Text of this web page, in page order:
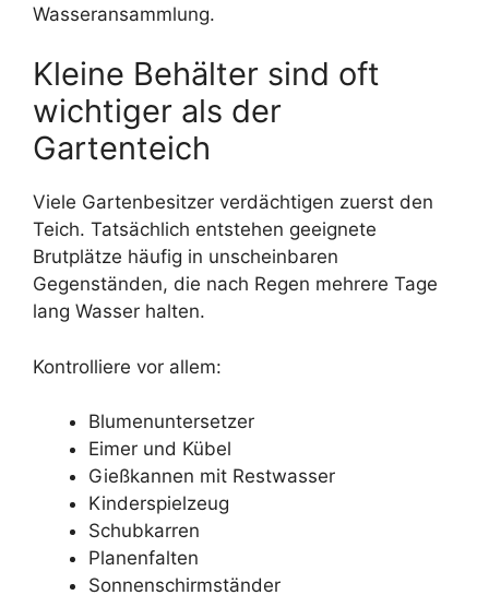
Wasseransammlung.
Kleine Behälter sind oft
wichtiger als der
Gartenteich
Viele Gartenbesitzer verdächtigen zuerst den
Teich. Tatsächlich entstehen geeignete
Brutplätze häufig in unscheinbaren
Gegenständen, die nach Regen mehrere Tage
lang Wasser halten.
Kontrolliere vor allem:
Blumenuntersetzer
Eimer und Kübel
Gießkannen mit Restwasser
Kinderspielzeug
Schubkarren
Planenfalten
Sonnenschirmständer